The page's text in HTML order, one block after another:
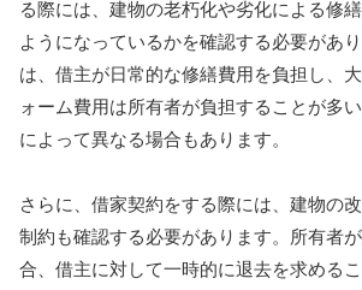
る際には、建物の老朽化や劣化による修
ようになっているかを確認する必要があ
は、借主が日常的な修繕費用を負担し、
ォーム費用は所有者が負担することが多
によって異なる場合もあります。
さらに、借家契約をする際には、建物の
制約も確認する必要があります。所有者
合、借主に対して一時的に退去を求める